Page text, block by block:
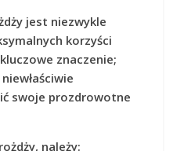
jest niezwykle
korzyści
znaczenie;
swoje prozdrowotne
należy: